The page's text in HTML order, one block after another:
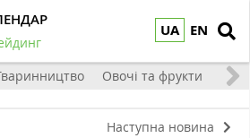
UA EN
Овочі та фрукти
Наступна новина